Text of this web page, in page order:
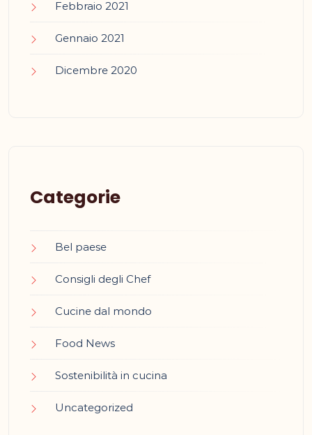
Febbraio 2021
Gennaio 2021
Dicembre 2020
Categorie
Bel paese
Consigli degli Chef
Cucine dal mondo
Food News
Sostenibilità in cucina
Uncategorized